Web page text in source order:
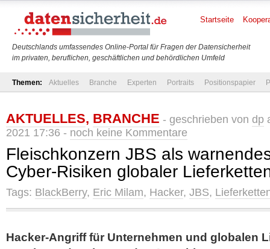
Deutschlands umfassendes Online-Portal für Fragen der Datensicherheit
im privaten, beruflichen, geschäftlichen und behördlichen Umfeld
Startseite
Themen: Aktuelles Branche Experten Portraits Positionspapier
AKTUELLES, BRANCHE - geschrieben von dp
2021 17:36 - noch keine Kommentare
Fleischkonzern JBS als
Cyber-Risiken globaler
Tags: BlackBerry, Eric Milam, Hacker, JBS,
Hacker-Angriff für Unternehmen und globalen